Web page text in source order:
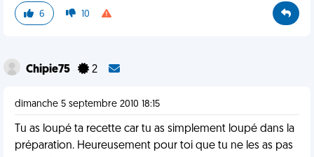
6 10
Chipie75 2
dimanche 5 septembre 2010 18:15
Tu as loupé ta recette car tu as simplement loupé dans la
préparation. Heureusement pour toi que tu ne les as pas